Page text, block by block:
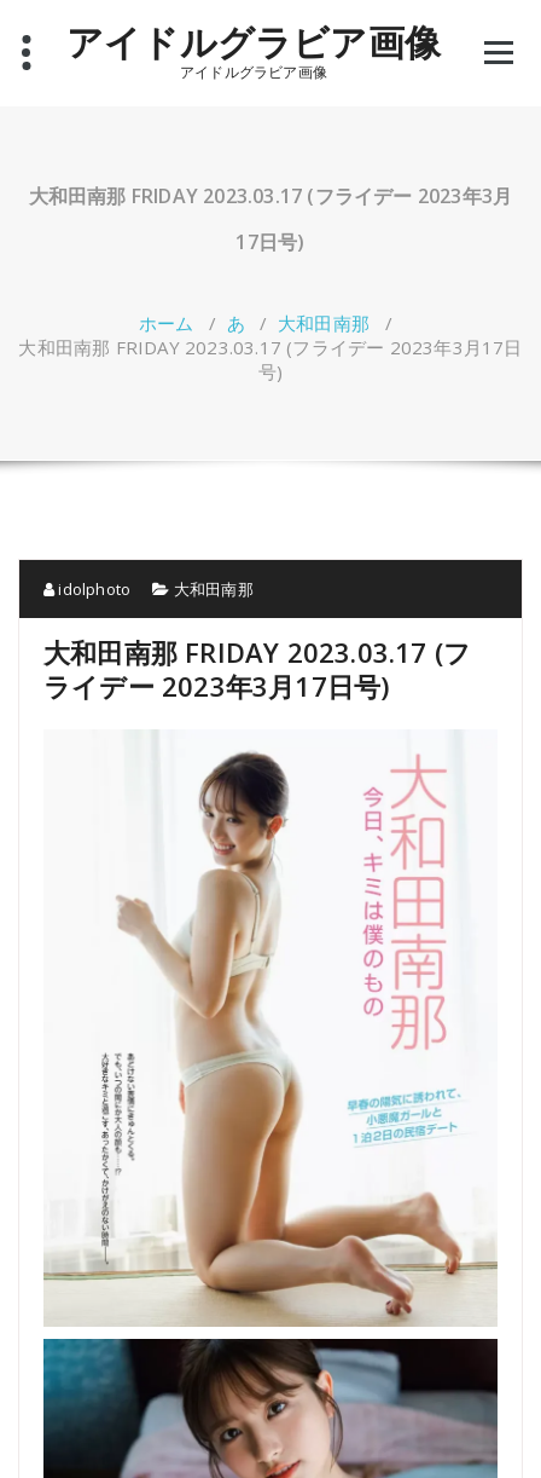
アイドルグラビア画像
アイドルグラビア画像
大和田南那 FRIDAY 2023.03.17 (フライデー 2023年3月
17日号)
ホーム / あ / 大和田南那 /
大和田南那 FRIDAY 2023.03.17 (フライデー 2023年3月17日
号)
idolphoto 大和田南那
大和田南那 FRIDAY 2023.03.17 (フ
ライデー 2023年3月17日号)